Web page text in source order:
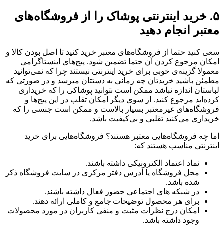
۵. خرید اینترنتی پوشاک را از فروشگاه‌های
معتبر انجام دهید
سعی کنید حتما از فروشگاه‌های معتبر خرید کنید تا اصل بودن کالا و
امکان مرجوع کردن آن حتما تضمین شود. پیج‌های اینستاگرامی
معمولا گزینه‌ی خوبی برای خرید اینترنتی نیستند چرا که نمی‌توانید
مطمئن باشید خریدتان چه زمانی به دستتان میرسد و در صورتی که
لباستان اندازه نباشد ممکن است نتوانید پوشاکی را که خریداری
کرده‌اید مرجوع کنید. از سوی دیگر امکان تقلب در این پیج‌ها و
فروشگاه‌های غیر‌معتبر بسیار بالاست و ممکن است جنسی را که
خریداری می‌کنید تقلبی و بی‌کیفیت باشد.
اما چه فروشگاه‌هایی معتبر هستند؟ فروشگاه‌هایی برای خرید
اینترنتی مناسب هستند که:
نماد اعتماد الکترونیکی داشته باشند.
محل فروشگاه یا آدرس دفتر مرکزی در سایت فروشگاه ذکر
شده باشد.
در شبکه های اجتماعی حضور فعال داشته باشند.
برای هر محصول توضیحات جامع و کاملی ارائه دهند.
امکان درج نظرات مثبت و منفی کاربران در مورد محصولات
وجود داشته باشد.